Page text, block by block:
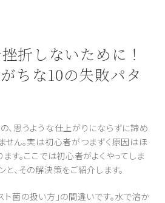
折しないために！
ちな10の失敗パタ
、思うような仕上がりにならずに諦め
せん。実は初心者がつまずく原因はほ
す。ここでは初心者がよくやってしま
、その解決策をご紹介します。
ト菌の扱い方」の間違いです。水で溶か